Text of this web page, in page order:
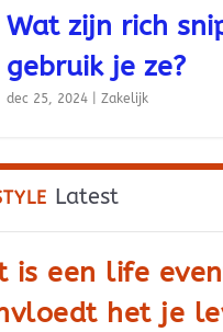
Wat zijn rich
gebruik je ze?
dec 25, 2024| Zakelijk
Latest
is een life
het je